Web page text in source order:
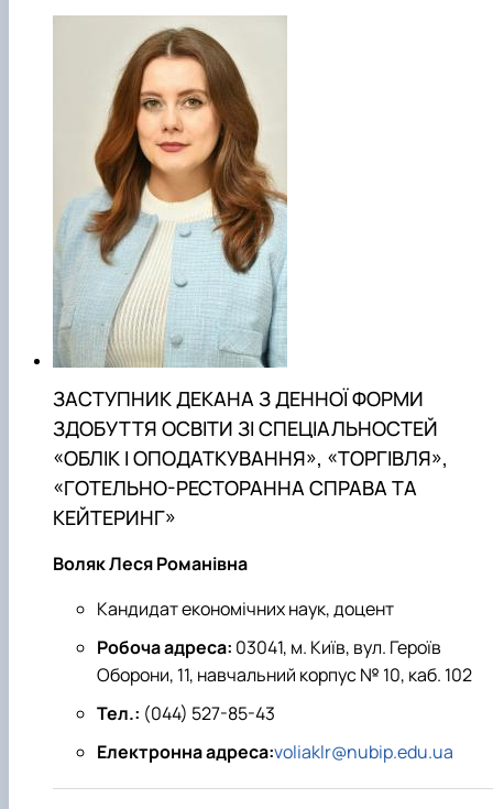
ЗАСТУПНИК ДЕКАНА З ДЕННОЇ ФОРМИ
ЗДОБУТТЯ ОСВІТИ ЗІ СПЕЦІАЛЬНОСТЕЙ
«ОБЛІК І ОПОДАТКУВАННЯ», «ТОРГІВЛЯ»,
«ГОТЕЛЬНО-РЕСТОРАННА СПРАВА ТА
КЕЙТЕРИНГ»
Воляк Леся Романівна
Кандидат економічних наук, доцент
Робоча адреса: 03041, м. Київ, вул. Героїв
Оборони, 11, навчальний корпус № 10, каб. 102
Тел.: (044) 527-85-43
Електронна адреса:voliaklr@nubip.edu.ua